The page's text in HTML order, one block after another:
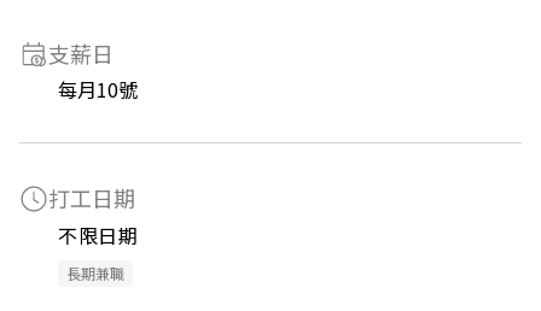
支薪日
每月10號
打工日期
不限日期
長期兼職